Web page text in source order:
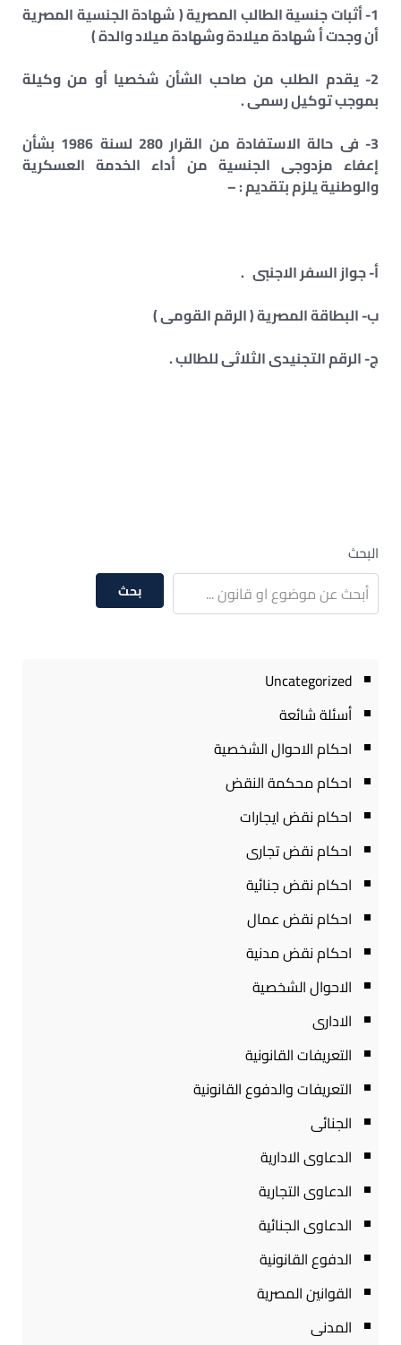
1- أثبات جنسية الطالب المصرية ( شهادة الجنسية المصرية
أن وجدت أ شهادة ميلادة وشهادة ميلاد والدة )
2- يقدم الطلب من صاحب الشأن شخصيا أو من وكيلة
بموجب توكيل رسمى .
3- فى حالة الاستفادة من القرار 280 لسنة 1986 بشأن
إعفاء مزدوجى الجنسية من أداء الخدمة العسكرية
والوطنية يلزم بتقديم : –
أ- جواز السفر الاجنبى .
ب- البطاقة المصرية ( الرقم القومى )
ج- الرقم التجنيدى الثلاثى للطالب .
البحث
بحث
Uncategorized
أسئلة شائعة
احكام الاحوال الشخصية
احكام محكمة النقض
احكام نقض ايجارات
احكام نقض تجارى
احكام نقض جنائية
احكام نقض عمال
احكام نقض مدنية
الاحوال الشخصية
الادارى
التعريفات القانونية
التعريفات والدفوع القانونية
الجنائى
الدعاوى الادارية
الدعاوى التجارية
الدعاوى الجنائية
الدفوع القانونية
القوانين المصرية
المدنى